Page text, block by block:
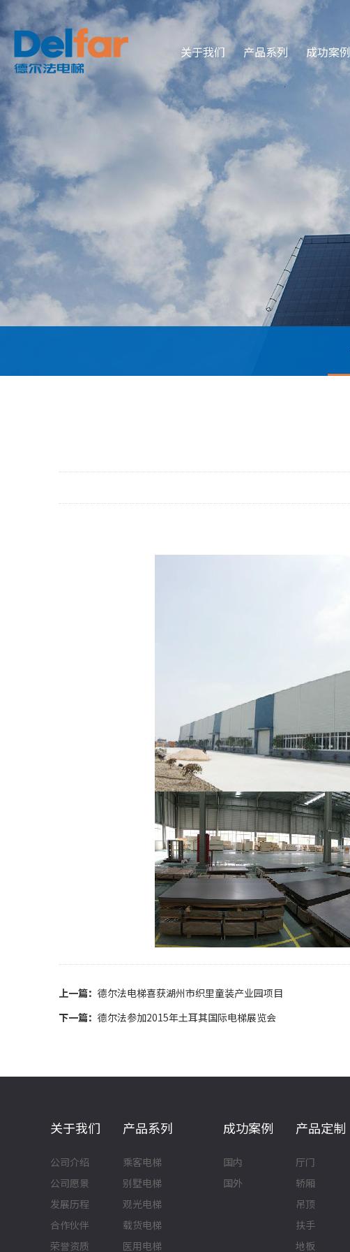
关于我们 产品系列 成功案例
上一篇： 德尔法电梯喜获湖州市织里童装产业园项目
下一篇： 德尔法参加2015年土耳其国际电梯展览会
关于我们
公司介绍
公司愿景
发展历程
合作伙伴
荣誉资质
产品系列
乘客电梯
别墅电梯
观光电梯
载货电梯
医用电梯
成功案例
国内
国外
产品定制
厅门
轿厢
吊顶
扶手
地板